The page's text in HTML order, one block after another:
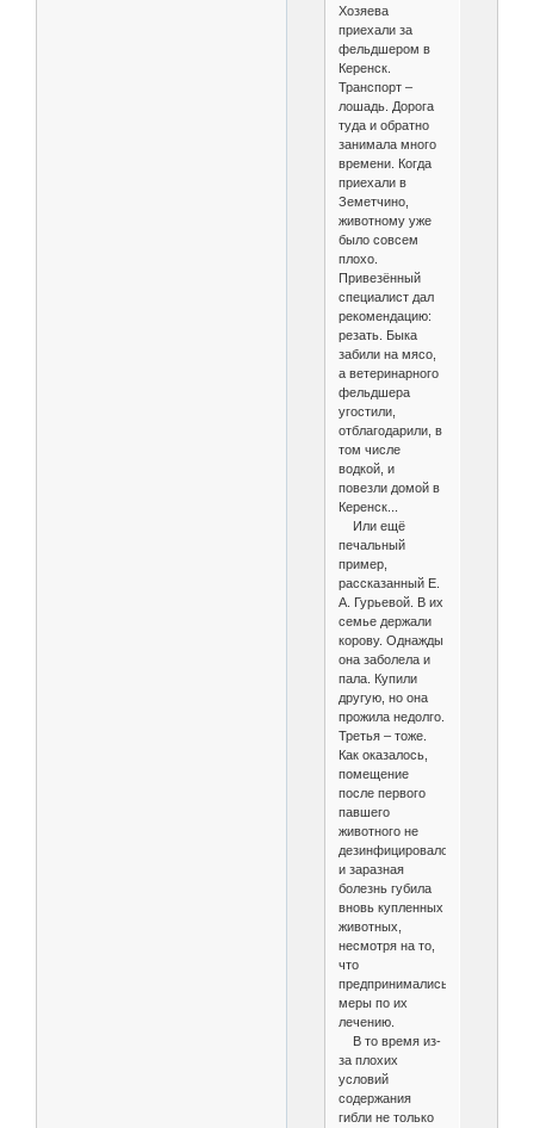
Хозяева
приехали за
фельдшером в
Керенск.
Транспорт –
лошадь. Дорога
туда и обратно
занимала много
времени. Когда
приехали в
Земетчино,
животному уже
было совсем
плохо.
Привезённый
специалист дал
рекомендацию:
резать. Быка
забили на мясо,
а ветеринарного
фельдшера
угостили,
отблагодарили, в
том числе
водкой, и
повезли домой в
Керенск...
Или ещё
печальный
пример,
рассказанный Е.
А. Гурьевой. В их
семье держали
корову. Однажды
она заболела и
пала. Купили
другую, но она
прожила недолго.
Третья – тоже.
Как оказалось,
помещение
после первого
павшего
животного не
дезинфицировалось
и заразная
болезнь губила
вновь купленных
животных,
несмотря на то,
что
предпринимались
меры по их
лечению.
В то время из-
за плохих
условий
содержания
гибли не только